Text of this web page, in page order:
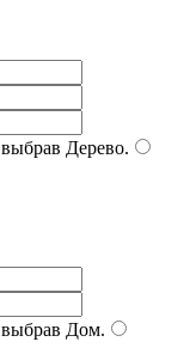
Дерево.
Дом.